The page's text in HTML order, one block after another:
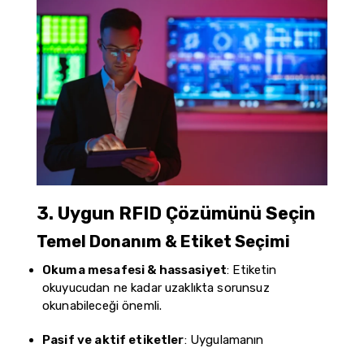
3. Uygun RFID Çözümünü Seçin
Temel Donanım & Etiket Seçimi
Okuma mesafesi & hassasiyet: Etiketin
okuyucudan ne kadar uzaklıkta sorunsuz
okunabileceği önemli.
Pasif ve aktif etiketler: Uygulamanın